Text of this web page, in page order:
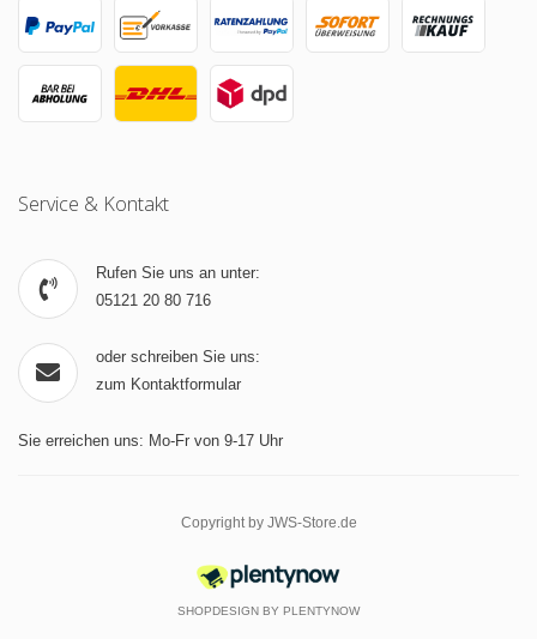
Service & Kontakt
Rufen Sie uns an unter:
05121 20 80 716
oder schreiben Sie uns:
zum Kontaktformular
Sie erreichen uns: Mo-Fr von 9-17 Uhr
Copyright by JWS-Store.de
SHOPDESIGN BY PLENTYNOW